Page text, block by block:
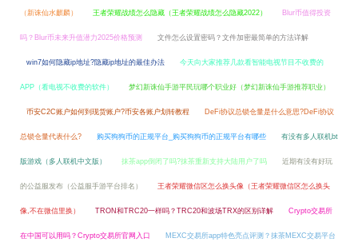
（新诛仙水麒麟） 王者荣耀战绩怎么隐藏（王者荣耀战绩怎么隐藏2022） Blur币值得投资
吗？Blur币未来升值潜力2025价格预测 文件怎么设置密码？文件加密最简单的方法详解
win7如何隐藏ip地址?隐藏ip地址的最佳办法 今天向大家推荐几款看智能电视节目不收费的
APP（看电视不收费的软件） 梦幻新诛仙手游平民玩哪个职业好（梦幻新诛仙手游推荐职业）
币安C2C账户如何到现货账户?币安各账户划转教程 DeFi协议总锁仓量是什么意思?DeFi协议
总锁仓量代表什么? 购买狗狗币的正规平台_购买狗狗币的正规平台有哪些 有没有多人联机bt
版游戏（多人联机中文版） 抹茶app倒闭了吗?抹茶重新支持大陆用户了吗 近期有没有好玩
的公益服发布（公益服手游平台排名） 王者荣耀微信区怎么换头像（王者荣耀微信区怎么换头
像,不在微信里换） TRON和TRC20一样吗？TRC20和波场TRX的区别详解 Crypto交易所
在中国可以用吗？Crypto交易所官网入口 MEXC交易所app特色亮点评测？抹茶MEXC交易平台